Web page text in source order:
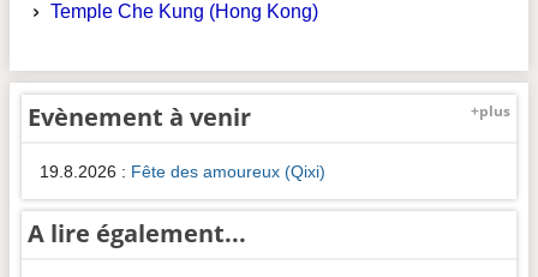
Temple Che Kung (Hong Kong)
+plus
Evènement à venir
19.8.2026 : Fête des amoureux (Qixi)
A lire également...